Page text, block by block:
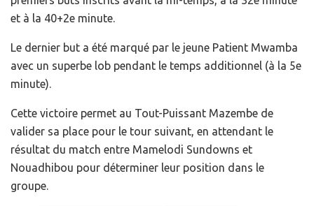
et à la 40+2e minute.
Le dernier but a été marqué par le jeune Patient Mwamba
avec un superbe lob pendant le temps additionnel (à la 5e
minute).
Cette victoire permet au Tout-Puissant Mazembe de
valider sa place pour le tour suivant, en attendant le
résultat du match entre Mamelodi Sundowns et
Nouadhibou pour déterminer leur position dans le
groupe.